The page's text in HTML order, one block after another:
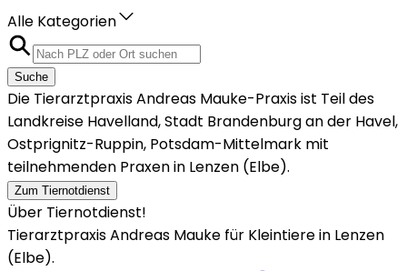
Alle Kategorien
Suche
Die Tierarztpraxis Andreas Mauke-Praxis ist Teil des
Landkreise Havelland, Stadt Brandenburg an der Havel,
Ostprignitz-Ruppin, Potsdam-Mittelmark mit
teilnehmenden Praxen in Lenzen (Elbe).
Zum Tiernotdienst
Über Tiernotdienst!
Tierarztpraxis Andreas Mauke für Kleintiere in Lenzen
(Elbe).